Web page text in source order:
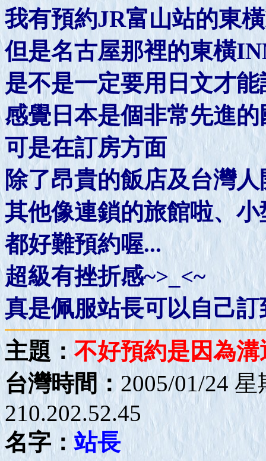
我有預約JR富山站的東
但是名古屋那裡的東橫
是不是一定要用日文才
感覺日本是個非常先進的
可是在訂房方面
除了昂貴的飯店及台灣
其他像連鎖的旅館啦、
都好難預約喔...
超級有挫折感~>_<~
真是佩服站長可以自己
主題：不好預約是因為
台灣時間： 2005/01/24
210.202.52.45
名字：站長